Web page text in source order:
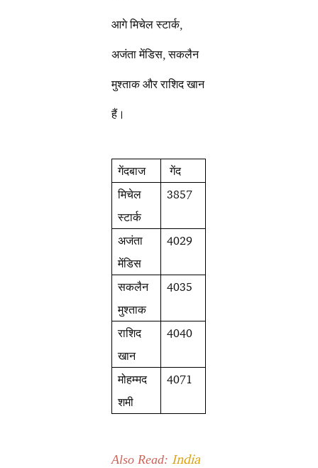
आगे मिचेल स्टार्क,
अजंता मेंडिस, सकलैन
मुश्ताक और राशिद खान
हैं।
गेंदबाज
गेंद
मिचेल
स्टार्क
3857
अजंता
मेंडिस
4029
सकलैन
मुश्ताक
4035
राशिद
खान
4040
मोहम्मद
शमी
4071
Also Read: India